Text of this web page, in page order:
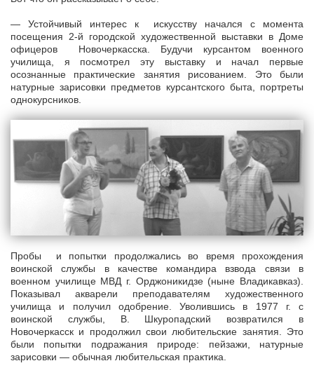
— Устойчивый интерес к искусству начался с момента
посещения 2-й городской художественной выставки в Доме
офицеров Новочеркасска. Будучи курсантом военного
училища, я посмотрел эту выставку и начал первые
осознанные практические занятия рисованием. Это были
натурные зарисовки предметов курсантского быта, портреты
однокурсников.
Пробы и попытки продолжались во время прохождения
воинской службы в качестве командира взвода связи в
военном училище МВД г. Орджоникидзе (ныне Владикавказ).
Показывал акварели преподавателям художественного
училища и получил одобрение. Уволившись в 1977 г. с
воинской службы, В. Шкуропадский возвратился в
Новочеркасск и продолжил свои любительские занятия. Это
были попытки подражания природе: пейзажи, натурные
зарисовки — обычная любительская практика.